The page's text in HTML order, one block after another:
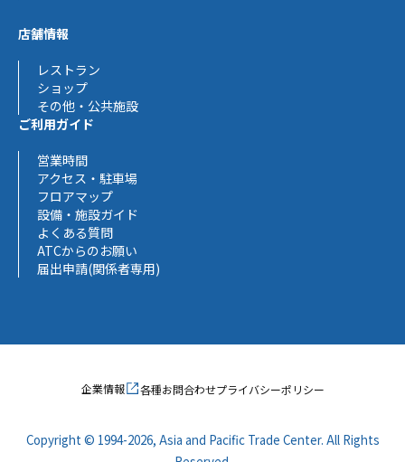
店舗情報
レストラン
ショップ
その他・公共施設
ご利用ガイド
営業時間
アクセス・駐車場
フロアマップ
設備・施設ガイド
よくある質問
ATCからのお願い
届出申請(関係者専用)
Copyright © 1994-2026, Asia and Pacific Trade Center. All Rights
企業情報 各種お問合わせプライバシーポリシー